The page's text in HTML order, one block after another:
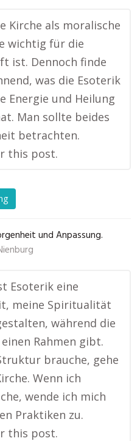
Kirche als moralische
wichtig für die
ist. Dennoch finde
was die Esoterik
Energie und Heilung
Man sollte beides
betrachten.
this post.
und Anpassung.
Esoterik eine
meine Spiritualität
während die
Rahmen gibt.
brauche, gehe
Wenn ich
wende ich mich
Praktiken zu.
this post.